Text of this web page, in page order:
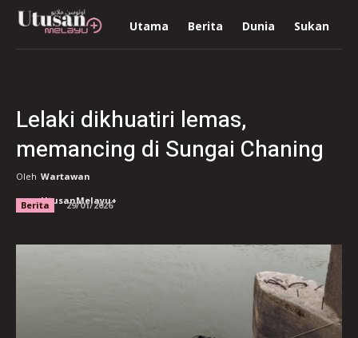
Utama Berita Dunia Sukan
Lelaki dikhuatiri lemas,
memancing di Sungai Chaning
Oleh Wartawan
UtusanMelayu+
Berita 29/01/2026